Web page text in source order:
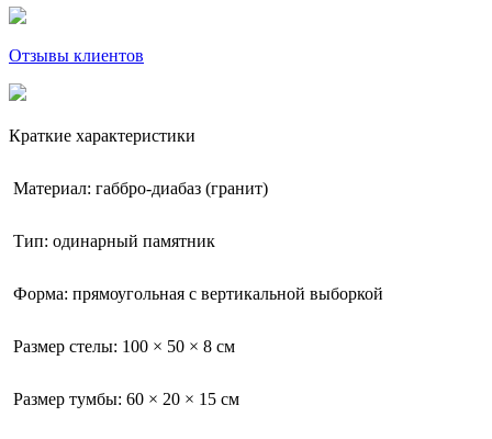
Отзывы клиентов
Краткие характеристики
Материал: габбро-диабаз (гранит)
Тип: одинарный памятник
Форма: прямоугольная с вертикальной выборкой
Размер стелы: 100 × 50 × 8 см
Размер тумбы: 60 × 20 × 15 см